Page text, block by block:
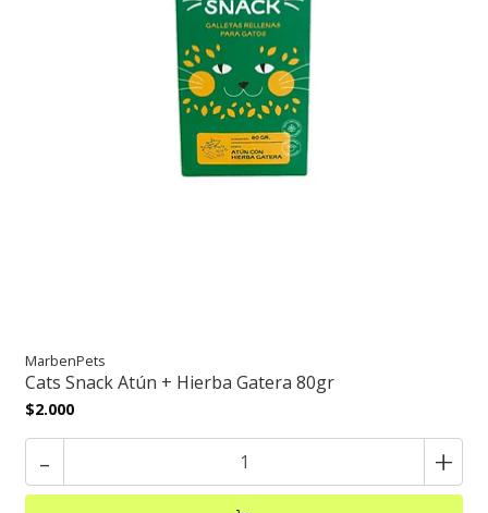
MarbenPets
Cats Snack Atún + Hierba Gatera 80gr
$2.000
- +